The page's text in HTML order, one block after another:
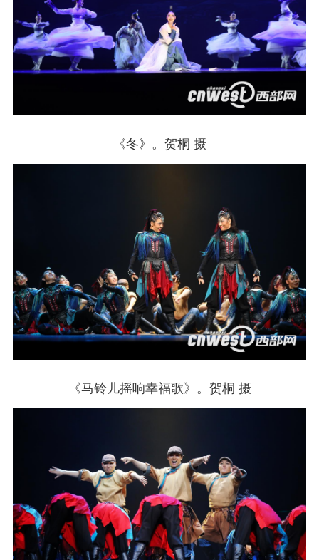
《冬》。贺桐 摄
《马铃儿摇响幸福歌》。贺桐 摄